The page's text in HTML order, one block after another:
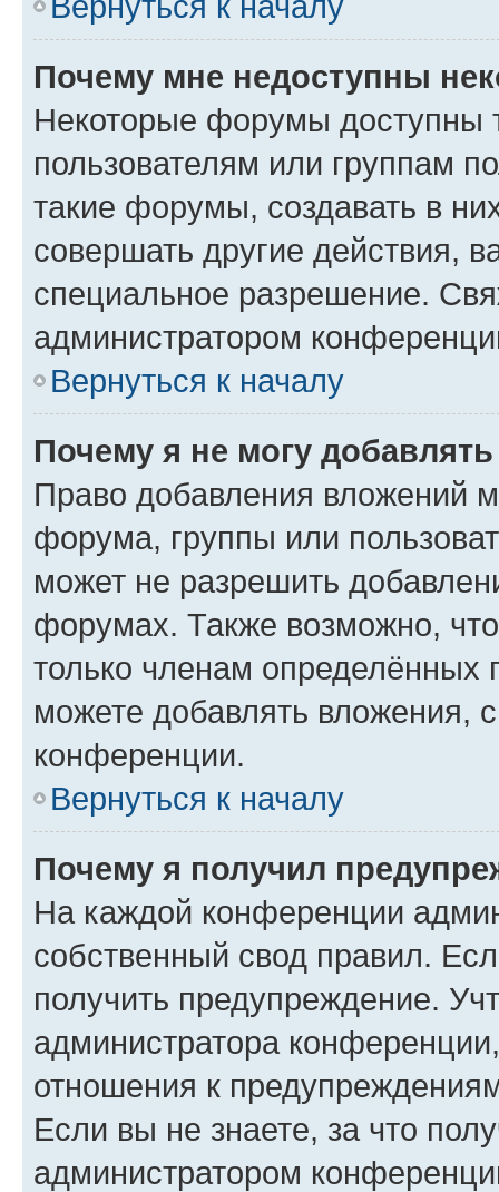
Почему мне недоступны
Некоторые форумы доступны
пользователям или группам
такие форумы, создавать в
совершать другие действия,
специальное разрешение.
администратором
Вернуться к началу
Почему я не могу
Право добавления вложений
форума, группы или
может не разрешить
форумах. Также возможно,
только членам определённых
можете добавлять вложения,
конференции.
Вернуться к началу
Почему я получил
На каждой конференции
собственный свод правил.
получить предупреждение.
администратора
отношения к
Если вы не знаете, за что
администратором